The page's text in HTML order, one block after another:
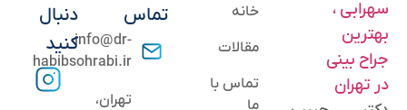
خانه
مقالات
تماس با
ما
تماس
info@dr-
habibsohrabi.ir
تهران،
دنبال
کنید